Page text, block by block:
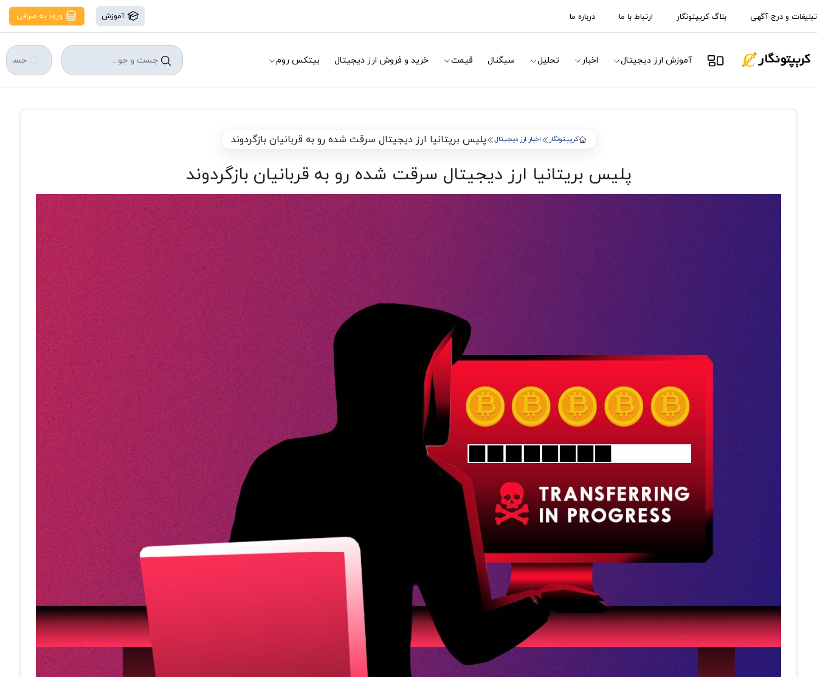
تبلیغات و درج آگهی بلاگ کریپتونگار ارتباط با ما درباره ما آموزش ورود به صرافی
آموزش ارز دیجیتال اخبار تحلیل سیگنال قیمت خرید و فروش ارز دیجیتال بیتکس روم
کریپتونگار اخبار ارز دیجیتال پلیس بریتانیا ارز دیجیتال سرقت شده رو به قربانیان بازگردوند
پلیس بریتانیا ارز دیجیتال سرقت شده رو به قربانیان بازگردوند